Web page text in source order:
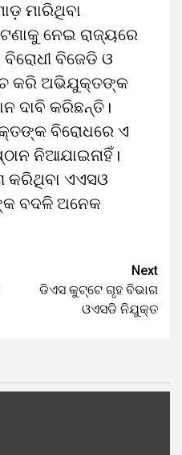
ମାରିଥିବା
ନେଇ ରାଜ୍ୟରେ
ବିରୋଧୀ ବିଜେଡି ଓ
କରି ଅଭିଯୁକ୍ତଙ୍କ
ଦାବି କରିଛନ୍ତି।
ବିରୋଧରେ ଏ
ନିଆଯାଇନାହିଁ।
କରିଥିବା ଏଏସଓ
ବଦଳି ଅନେକ
Next
ଡିଏସ କୁଟ୍ଟେ ଗୃହ ବିଭାଗ
ଓଏସଡି ନିଯୁକ୍ତ